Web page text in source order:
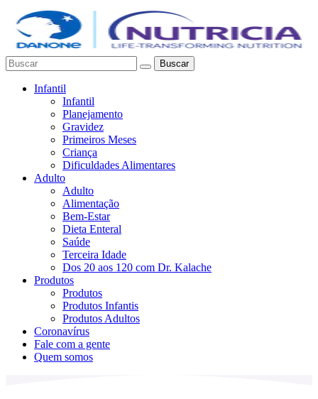
Buscar
Infantil
Infantil
Planejamento
Gravidez
Primeiros Meses
Criança
Dificuldades Alimentares
Adulto
Adulto
Alimentação
Bem-Estar
Dieta Enteral
Saúde
Terceira Idade
Dos 20 aos 120 com Dr. Kalache
Produtos
Produtos
Produtos Infantis
Produtos Adultos
Coronavírus
Fale com a gente
Quem somos